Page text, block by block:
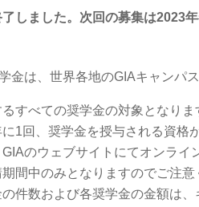
しました。次回の募集は2023年
金は、世界各地のGIAキャンパ
すべての奨学金の対象となりま
1回、奨学金を授与される資格
のウェブサイトにてオンライ
間中のみとなりますのでご注意
件数および各奨学金の金額は